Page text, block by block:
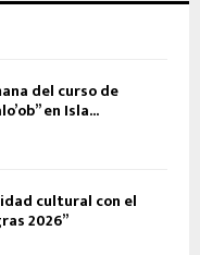
del curso de
en Isla...
cultural con el
2026”